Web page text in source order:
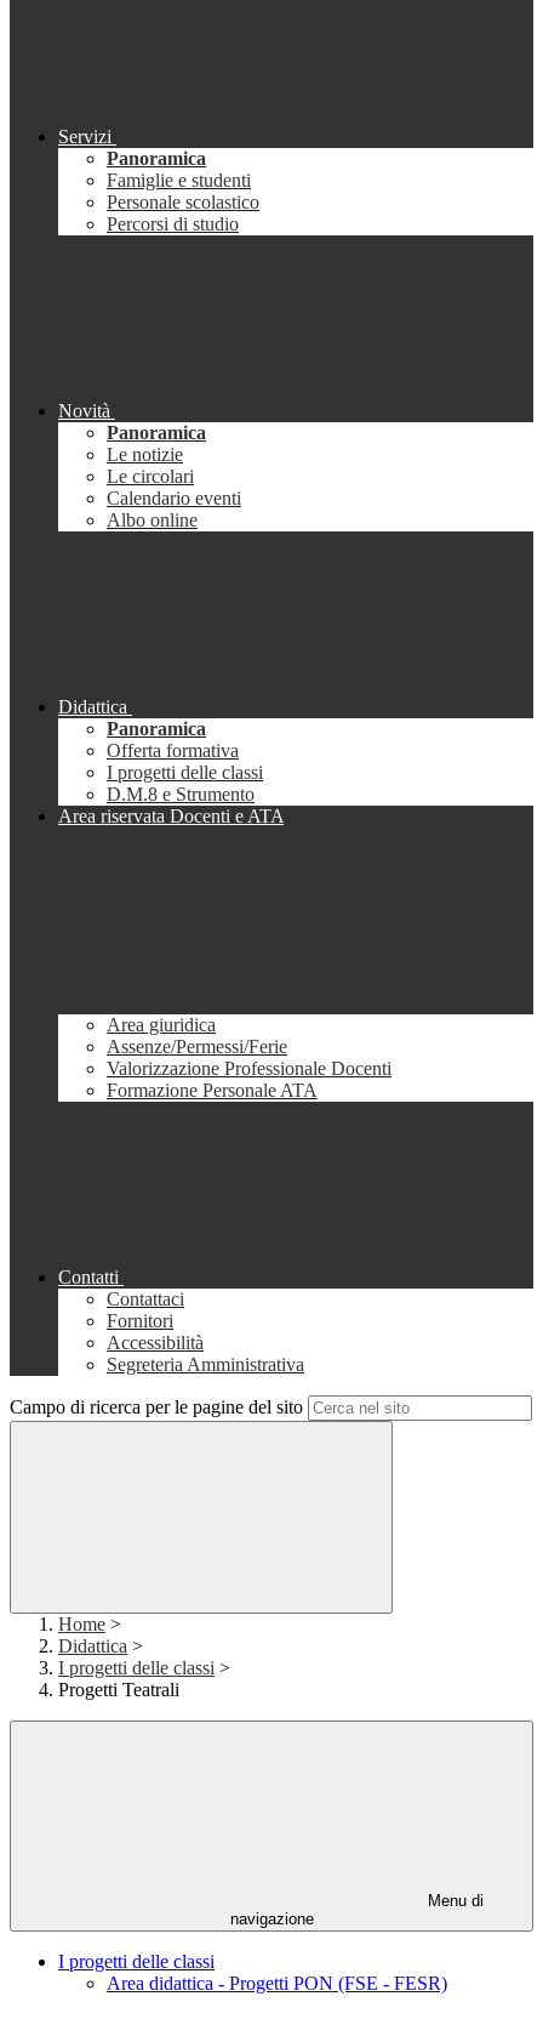
Servizi
Panoramica
Famiglie e studenti
Personale scolastico
Percorsi di studio
Novità
Panoramica
Le notizie
Le circolari
Calendario eventi
Albo online
Didattica
Panoramica
Offerta formativa
I progetti delle classi
D.M.8 e Strumento
Area riservata Docenti e ATA
Area giuridica
Assenze/Permessi/Ferie
Valorizzazione Professionale Docenti
Formazione Personale ATA
Contatti
Contattaci
Fornitori
Accessibilità
Segreteria Amministrativa
Campo di ricerca per le pagine del sito
Home >
Didattica >
I progetti delle classi >
Progetti Teatrali
Menu di
navigazione
I progetti delle classi
Area didattica - Progetti PON (FSE - FESR)